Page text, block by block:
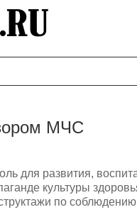
МЧС
для развития,
культуры
по